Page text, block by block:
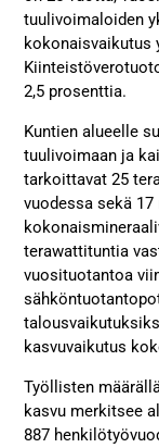
tuulivoimaloiden
kokonaisvaikutus
2,5 prosenttia.
Kuntien alueelle
tuulivoimaan ja
tarkoittavat 25
vuodessa sekä
terawattituntia
vuosituotantoa
kasvuvaikutus
Työllisten
kasvu merkitsee
887